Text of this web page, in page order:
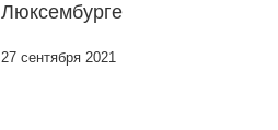
Люксембурге
27 сентября 2021